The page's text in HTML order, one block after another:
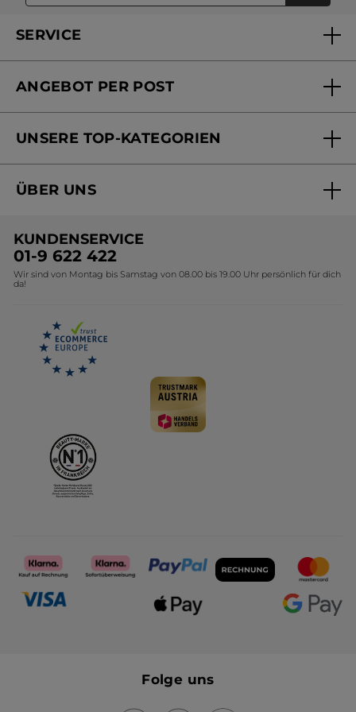
SERVICE
Mein Konto
Online Preisliste
ANGEBOT PER POST
Versandhandel Preisliste
UNSERE TOP-KATEGORIEN
Black Friday Yves Rocher
Geschenkideen Yves Rocher
Kollektion Monoi Yves Rocher
ÜBER UNS
Umweltstiftung YR
Affiliate Programm
KUNDENSERVICE
01-9 622 422
Wir sind von Montag bis Samstag von 08.00 bis 19.00 Uhr persönlich für dich
da!
Folge uns